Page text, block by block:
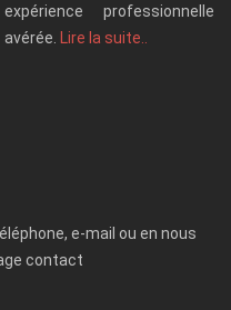
expérience professionnelle
avérée.
Lire la suite..
e-mail ou en nous
contact